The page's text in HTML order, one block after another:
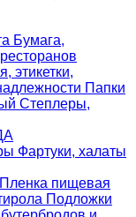
Бумага,
этикетки,
Папки
Степлеры,
Фартуки, халаты
Пленка пищевая
Подложки